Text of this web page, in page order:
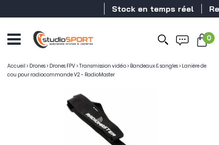
Stock en temps réel
0
Accueil > Drones> Drones FPV>Transmission vidéo> Bandeaux & sangles> Lanière de
cou pour radiocommande V2 - RadioMaster